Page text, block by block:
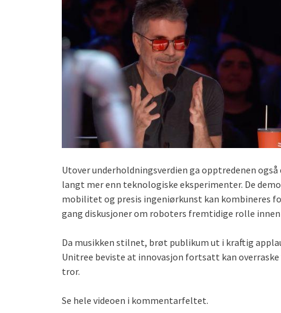
Utover underholdningsverdien ga opptredenen
langt mer enn teknologiske eksperimenter. De
mobilitet og presis ingeniørkunst kan kombineres
gang diskusjoner om roboters fremtidige rolle
Da musikken stilnet, brøt publikum ut i kraftig
Unitree beviste at innovasjon fortsatt kan
tror.
Se hele videoen i kommentarfeltet.